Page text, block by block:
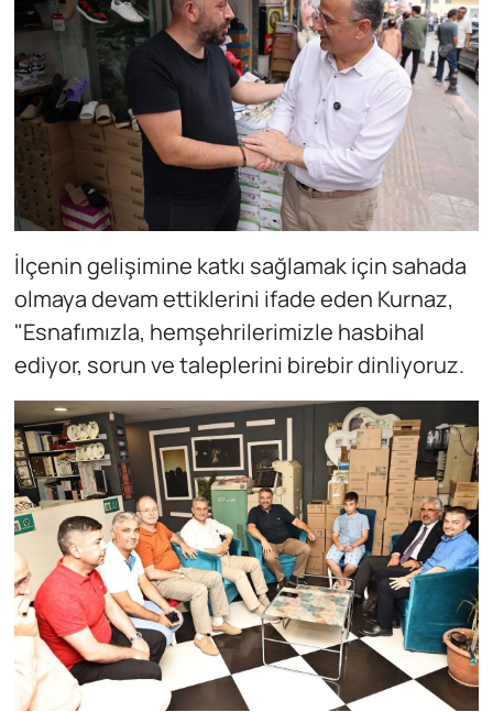
İlçenin gelişimine katkı sağlamak için sahada
olmaya devam ettiklerini ifade eden Kurnaz,
"Esnafımızla, hemşehrilerimizle hasbihal
ediyor, sorun ve taleplerini birebir dinliyoruz.